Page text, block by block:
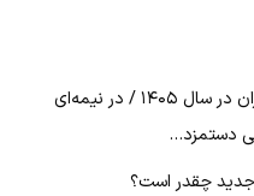
اعلام زمان بازنگری دستمزد کارگران در سال ۱۴۰۵ / در نیمه‌ای
دستمزد…
جدید چقدر است؟